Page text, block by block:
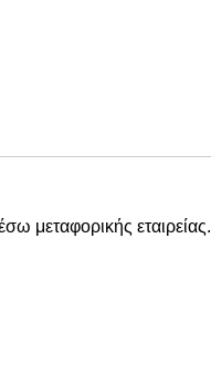
μεταφορικής εταιρείας.